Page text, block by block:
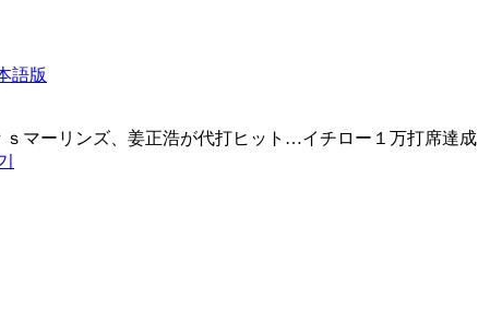
語版
ｓマーリンズ、姜正浩が代打ヒット…イチロー１万打席達成